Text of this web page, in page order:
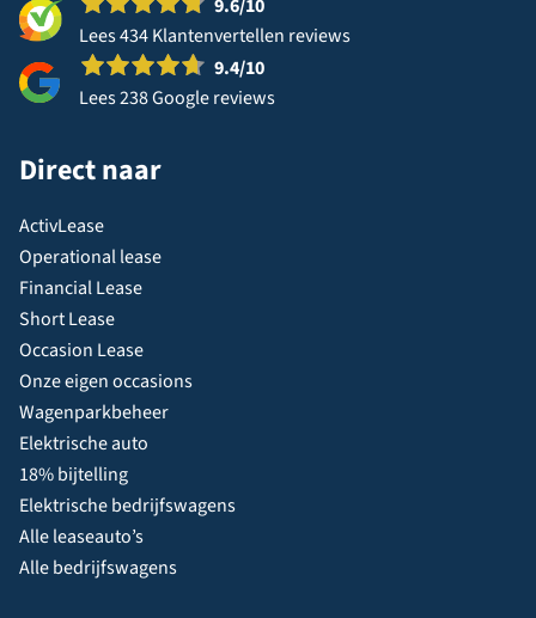
9.6/10
Lees 434 Klantenvertellen reviews
9.4/10
Lees 238 Google reviews
Direct naar
ActivLease
Operational lease
Financial Lease
Short Lease
Occasion Lease
Onze eigen occasions
Wagenparkbeheer
Elektrische auto
18% bijtelling
Elektrische bedrijfswagens
Alle leaseauto’s
Alle bedrijfswagens